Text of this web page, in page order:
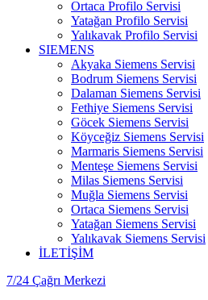
Ortaca Profilo Servisi
Yatağan Profilo Servisi
Yalıkavak Profilo Servisi
SIEMENS
Akyaka Siemens Servisi
Bodrum Siemens Servisi
Dalaman Siemens Servisi
Fethiye Siemens Servisi
Göcek Siemens Servisi
Köyceğiz Siemens Servisi
Marmaris Siemens Servisi
Menteşe Siemens Servisi
Milas Siemens Servisi
Muğla Siemens Servisi
Ortaca Siemens Servisi
Yatağan Siemens Servisi
Yalıkavak Siemens Servisi
İLETİŞİM
7/24 Çağrı Merkezi